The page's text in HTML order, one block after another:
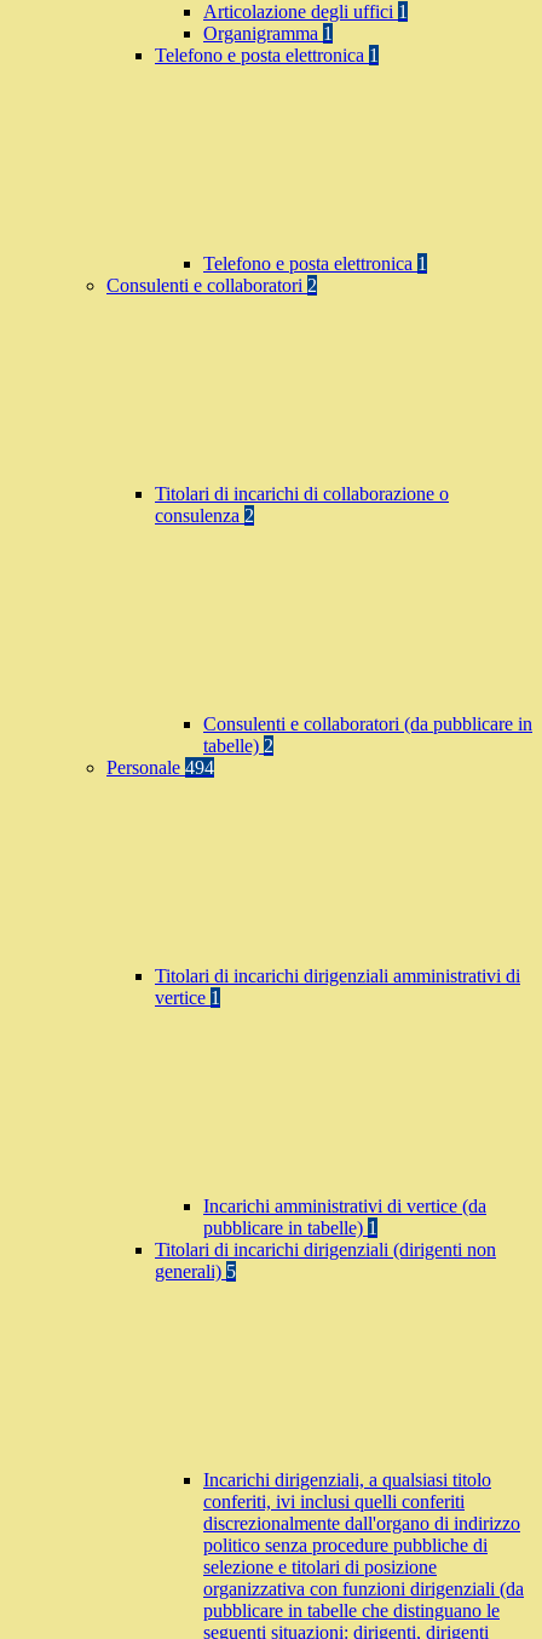
Articolazione degli uffici 1
Organigramma 1
Telefono e posta elettronica 1
Telefono e posta elettronica 1
Consulenti e collaboratori 2
Titolari di incarichi di collaborazione o
consulenza 2
Consulenti e collaboratori (da pubblicare in
tabelle) 2
Personale 494
Titolari di incarichi dirigenziali amministrativi di
vertice 1
Incarichi amministrativi di vertice (da
pubblicare in tabelle) 1
Titolari di incarichi dirigenziali (dirigenti non
generali) 5
Incarichi dirigenziali, a qualsiasi titolo
conferiti, ivi inclusi quelli conferiti
discrezionalmente dall'organo di indirizzo
politico senza procedure pubbliche di
selezione e titolari di posizione
organizzativa con funzioni dirigenziali (da
pubblicare in tabelle che distinguano le
seguenti situazioni: dirigenti, dirigenti